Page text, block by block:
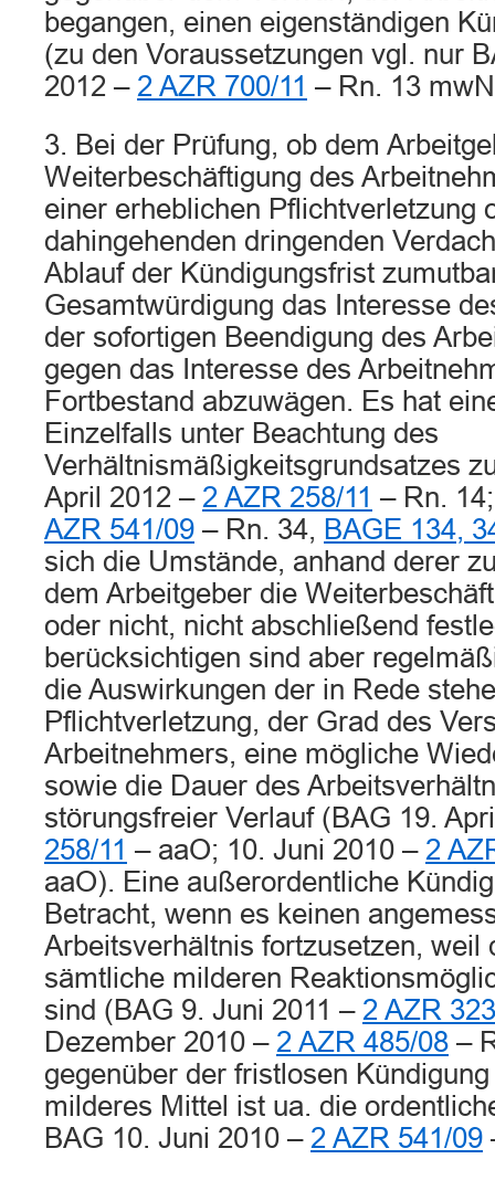
begangen, einen eigenständigen
(zu den Voraussetzungen vgl. nur
2012 – 2 AZR 700/11 – Rn. 13
3. Bei der Prüfung, ob dem
Weiterbeschäftigung des
einer erheblichen Pflichtverletzung
dahingehenden dringenden
Ablauf der Kündigungsfrist
Gesamtwürdigung das Interesse
der sofortigen Beendigung des
gegen das Interesse des
Fortbestand abzuwägen. Es hat
Einzelfalls unter Beachtung des
Verhältnismäßigkeitsgrundsatzes
April 2012 – 2 AZR 258/11 – Rn.
AZR 541/09 – Rn. 34, BAGE 134,
sich die Umstände, anhand derer
dem Arbeitgeber die
oder nicht, nicht abschließend
berücksichtigen sind aber
die Auswirkungen der in Rede
Pflichtverletzung, der Grad des
Arbeitnehmers, eine mögliche
sowie die Dauer des
störungsfreier Verlauf (BAG 19.
258/11 – aaO; 10. Juni 2010 – 2
aaO). Eine außerordentliche
Betracht, wenn es keinen
Arbeitsverhältnis fortzusetzen, weil
sämtliche milderen
sind (BAG 9. Juni 2011 – 2 AZR
Dezember 2010 – 2 AZR 485/08 –
gegenüber der fristlosen
milderes Mittel ist ua. die
BAG 10. Juni 2010 – 2 AZR 541/09